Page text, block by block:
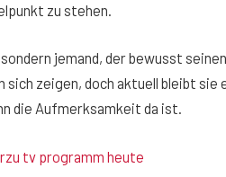
zu stehen.
jemand, der bewusst
zeigen, doch aktuell bleibt sie
die Aufmerksamkeit da ist.
tv programm heute